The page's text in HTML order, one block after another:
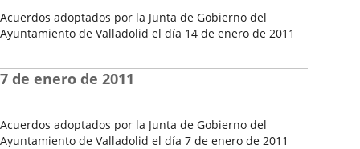
Acuerdos adoptados por la Junta de Gobierno del
Ayuntamiento de Valladolid el día 14 de enero de 2011
del
Pleno
Acuerdos adoptados por la Junta de Gobierno del
Ayuntamiento de Valladolid el día 7 de enero de 2011
7 de enero de 2011